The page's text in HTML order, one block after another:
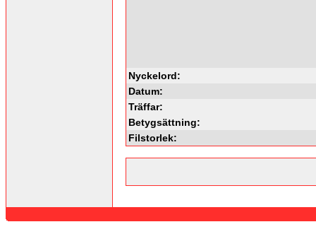
Nyckelord:
Datum:
Träffar:
Betygsättning:
Filstorlek: